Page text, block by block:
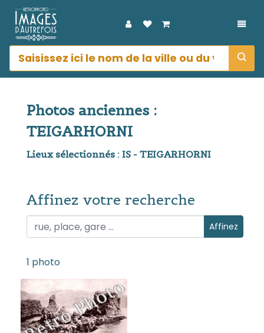
Photos anciennes :
TEIGARHORNI
Lieux sélectionnés : IS - TEIGARHORNI
Affinez votre recherche
Affinez votre recherche Affinez
1 photo